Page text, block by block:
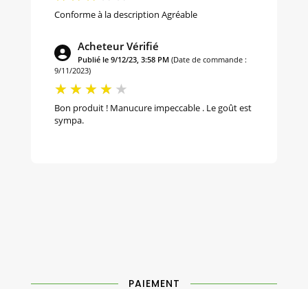
Conforme à la description Agréable
Acheteur Vérifié
Publié le 9/12/23, 3:58 PM (Date de commande :
9/11/2023)
Bon produit ! Manucure impeccable . Le goût est
sympa.
PAIEMENT